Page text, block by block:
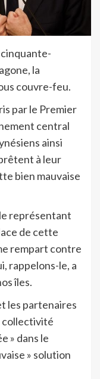
la
couvre-feu.
par le Premier
central
ainsi
à leur
bien mauvaise
représentant
de cette
rempart contre
rappelons-le, a
îles.
les partenaires
collectivité
» dans le
» solution